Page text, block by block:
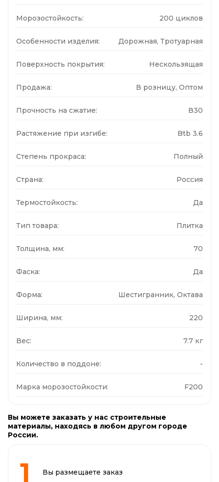
Морозостойкость: 200 циклов
Особенности изделия: Дорожная, Тротуарная
Поверхность покрытия: Нескользящая
Продажа: В розницу, Оптом
Прочность на сжатие: В30
Растяжение при изгибе: Btb 3.6
Степень прокраса: Полный
Страна: Россия
Термостойкость: Да
Тип товара: Плитка
Толщина, мм: 70
Фаска: Да
Форма: Шестигранник, Октава
Ширина, мм: 220
Вес: 7.7 кг
Количество в поддоне: -
Марка морозостойкости: F200
Вы можете заказать у нас строительные
материалы, находясь в любом другом городе
России.
Вы размещаете заказ